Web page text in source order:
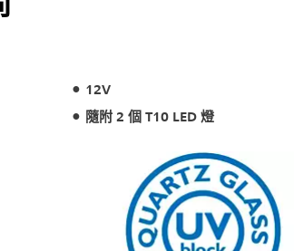
12V
隨附 2 個 T10 LED 燈